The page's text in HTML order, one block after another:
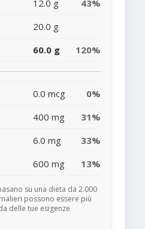
12.0 g
43%
20.0 g
60.0 g 120%
0.0 mcg
0%
400 mg
31%
6.0 mg
33%
600 mg 13%
su una dieta da 2.000
possono essere più
delle tue esigenze